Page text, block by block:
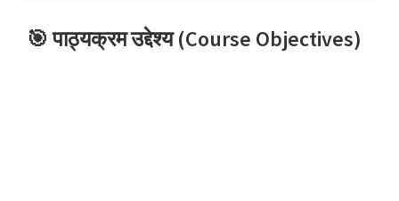
🎯 पाठ्यक्रम उद्देश्य (Course Objectives)